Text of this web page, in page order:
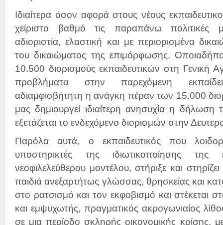
Ιδιαίτερα όσον αφορά στους νέους
χείριστο βαθμό τις παραπάνω πολιτικές
αδιοριστία, ελαστική και με περιορισμένα
του δικαιώματος της επιμόρφωσης.
10.500 διορισμούς εκπαιδευτικών στη Γενική
προβλήματα στην παρεχόμενη
αδιαμφισβήτητη η ανάγκη πέραν των 15.000
μας δημιουργεί ιδιαίτερη ανησυχία η δήλωση
εξετάζεται το ενδεχόμενο διορισμών στην
Παρόλα αυτά, ο εκπαιδευτικός που
υποστηρικτές της ιδιωτικοποίησης
νεοφιλελεύθερου μοντέλου, στήριξε και
παιδιά ανεξαρτήτως γλώσσας, θρησκείας και
στο ρατσισμό και τον εκφοβισμό και στέκεται
και εμψυχωτής, πραγματικός ακρογωνιαίος
σε μια περίοδο σκληρής οικονομικής κρίσης,